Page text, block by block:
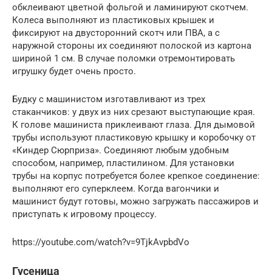
обклеивают цветной фольгой и ламинируют скотчем.
Колеса выполняют из пластиковых крышек и
фиксируют на двусторонний скотч или ПВА, а с
наружной стороны их соединяют полоской из картона
шириной 1 см. В случае поломки отремонтировать
игрушку будет очень просто.
Будку с машинистом изготавливают из трех
стаканчиков: у двух из них срезают выступающие края.
К голове машиниста приклеивают глаза. Для дымовой
трубы используют пластиковую крышку и коробочку от
«Киндер Сюрприза». Соединяют любым удобным
способом, например, пластилином. Для установки
трубы на корпус потребуется более крепкое соединение:
выполняют его суперклеем. Когда вагончики и
машинист будут готовы, можно загружать пассажиров и
приступать к игровому процессу.
https://youtube.com/watch?v=9TjkAvpbdVo
Гусеница